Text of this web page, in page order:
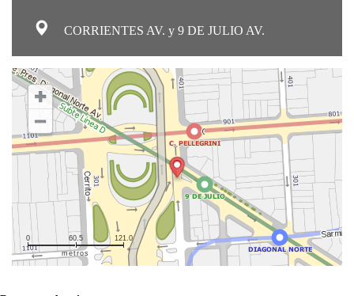
CORRIENTES AV. y 9 DE JULIO AV.
metros
0 60.5 121.0